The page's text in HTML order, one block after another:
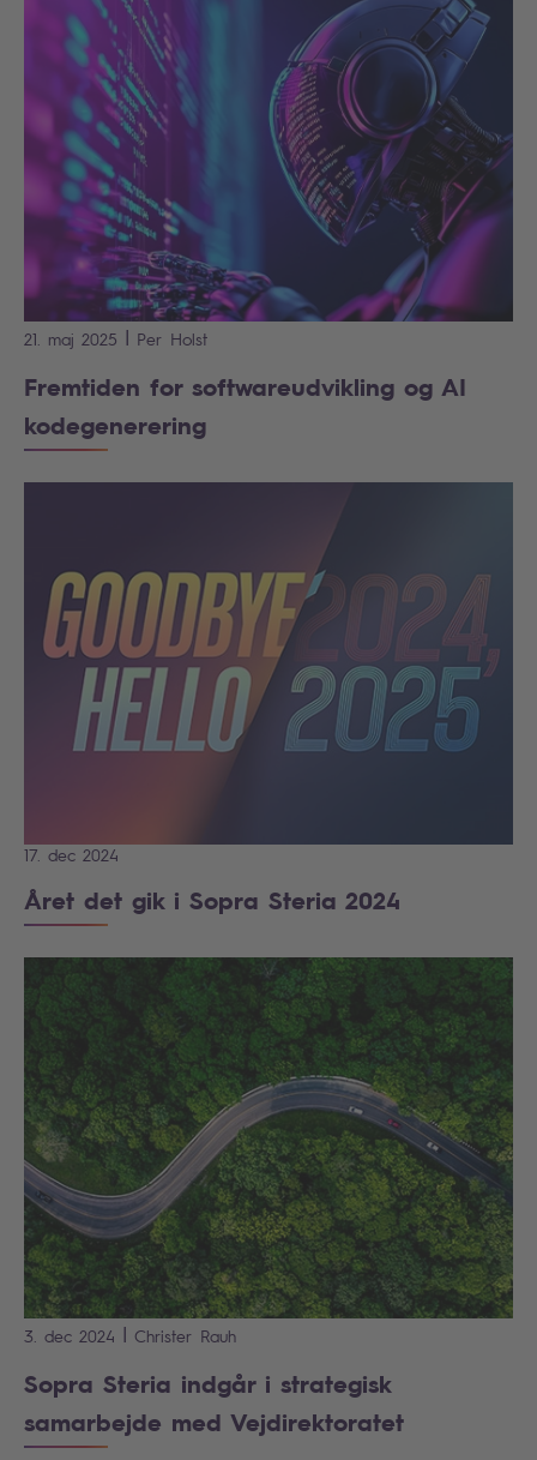
21. maj 2025 | Per Holst
Fremtiden for softwareudvikling og AI
kodegenerering
17. dec 2024
Året det gik i Sopra Steria 2024
3. dec 2024 | Christer Rauh
Sopra Steria indgår i strategisk
samarbejde med Vejdirektoratet